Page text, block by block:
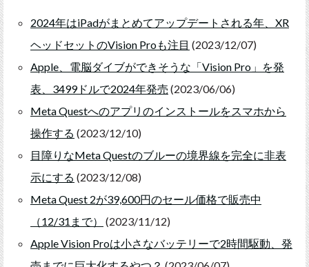
2024年はiPadがまとめてアップデートされる年、XR
ヘッドセットのVision Proも注目 (2023/12/07)
Apple、電脳ダイブができそうな「Vision Pro」を発
表、3499ドルで2024年発売 (2023/06/06)
Meta Questへのアプリのインストールをスマホから
操作する (2023/12/10)
目障りなMeta Questのブルーの境界線を完全に非表
示にする (2023/12/08)
Meta Quest 2が39,600円のセール価格で販売中
（12/31まで）
(2023/11/12)
Apple Vision Proは小さなバッテリーで2時間駆動、発